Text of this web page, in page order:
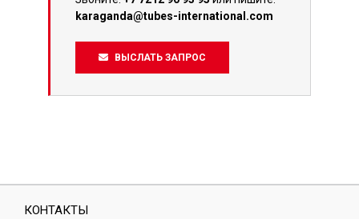
karaganda@tubes-international.com
ВЫСЛАТЬ ЗАПРОС
КОНТАКТЫ